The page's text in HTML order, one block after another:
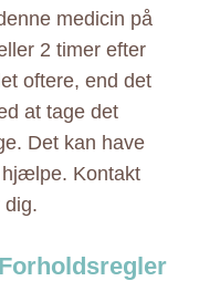
medicin på
2 timer efter
oftere, end det
at tage det
Det kan have
hjælpe. Kontakt